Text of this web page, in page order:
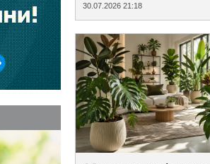
30.07.2026 21:18